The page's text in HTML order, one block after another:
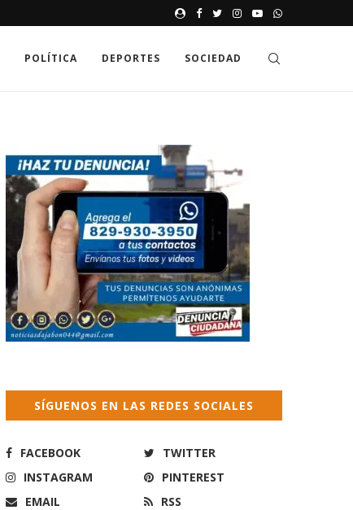
JAK GDZIE MOŻNA
POLÍTICA DEPORTES SOCIEDAD
SÍGUENOS EN LAS REDES SOCIALES
FACEBOOK
TWITTER
INSTAGRAM
PINTEREST
EMAIL
RSS